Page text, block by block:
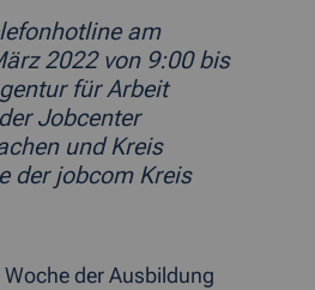
am
2022 von 9:00 bis
für Arbeit
Jobcenter
und Kreis
der jobcom Kreis
der Ausbildung